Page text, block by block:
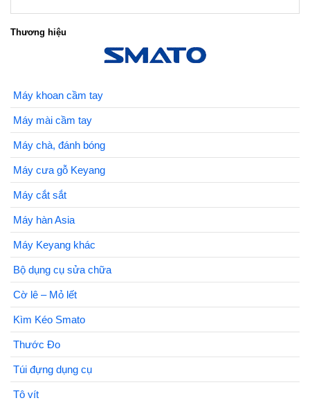
Thương hiệu
Máy khoan cầm tay
Máy mài cầm tay
Máy chà, đánh bóng
Máy cưa gỗ Keyang
Máy cắt sắt
Máy hàn Asia
Máy Keyang khác
Bộ dụng cụ sửa chữa
Cờ lê – Mỏ lết
Kìm Kéo Smato
Thước Đo
Túi đựng dụng cụ
Tô vít